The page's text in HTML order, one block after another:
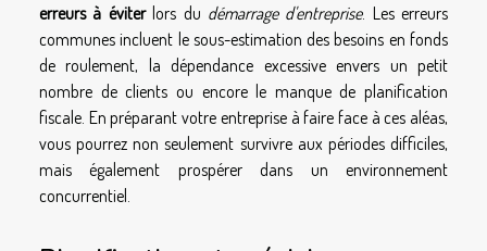
erreurs à éviterlors du démarrage d'entreprise. Les erreurs
communes incluent le sous-estimation des besoins en fonds
de roulement, la dépendance excessive envers un petit
nombre de clients ou encore le manque de planification
fiscale. En préparant votre entreprise à faire face à ces aléas,
vous pourrez non seulement survivre aux périodes difficiles,
mais également prospérer dans un environnement
concurrentiel.